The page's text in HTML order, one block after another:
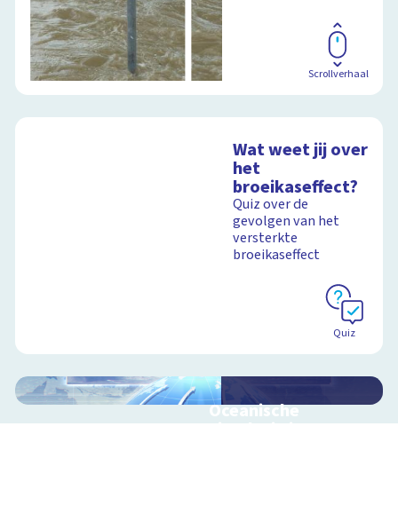
Schoolplaat
Scrollverhaal
Wat weet jij over
het
broeikaseffect?
Quiz over de
gevolgen van het
versterkte
broeikaseffect
Quiz
Oceanische
circulatie in 360